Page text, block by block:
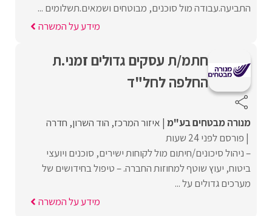
התביעה.עבודה מול סוכנים, מבוטחים ושמאים.תשלומים ...
מידע על המשרה
חתמ/ת עסקים גדולים זמני.ת
החלפה לחל"ד
מנורה מבטחים בע"מ איזור המרכז הוד השרון חדרה
פורסם לפני 24 שעות
– ניהול סיכונים/חיתום מול לקוחות ישירים, סוכנים ויועצי
ביטוח, יעוץ שוטף למחוזות החברה. – טיפול בחידושים של
מערכים גדולים על ...
מידע על המשרה